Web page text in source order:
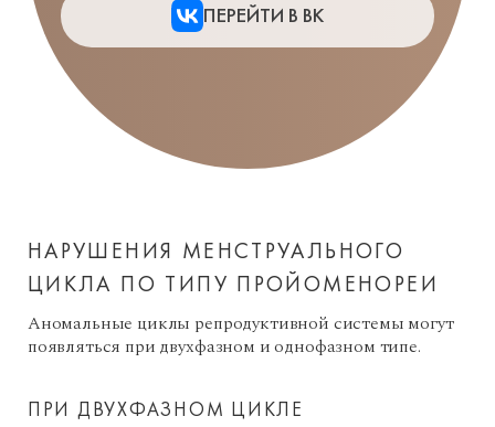
ПЕРЕЙТИ В ВК
НАРУШЕНИЯ МЕНСТРУАЛЬНОГО
ЦИКЛА ПО ТИПУ ПРОЙОМЕНОРЕИ
Аномальные циклы репродуктивной системы могут
появляться при двухфазном и однофазном типе.
ПРИ ДВУХФАЗНОМ ЦИКЛЕ